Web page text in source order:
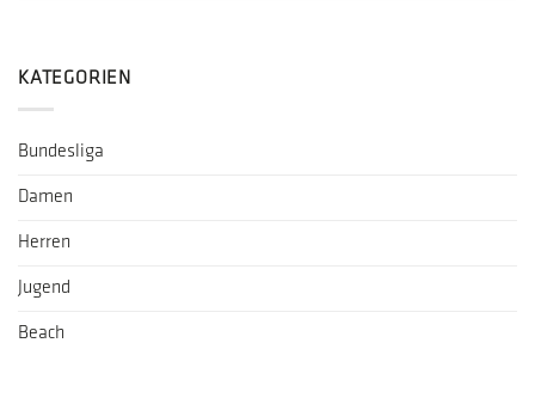
KATEGORIEN
Bundesliga
Damen
Herren
Jugend
Beach